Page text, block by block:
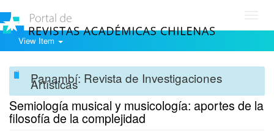
View Item
Panambí: Revista de Investigaciones
Artísticas
Semiología musical y musicología: aportes de la
filosofía de la complejidad